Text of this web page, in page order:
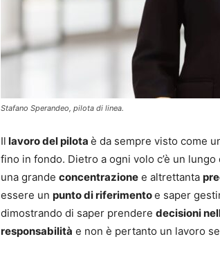
Stafano Sperandeo, pilota di linea.
Il lavoro del pilota è da sempre visto come
fino in fondo. Dietro a ogni volo c’è un lungo
una grande concentrazione e altrettanta
essere un punto di riferimentoe saper
dimostrando di saper prendere decisioni
responsabilità e non è pertanto un lavoro